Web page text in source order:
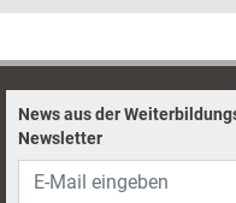
News aus der
Newsletter